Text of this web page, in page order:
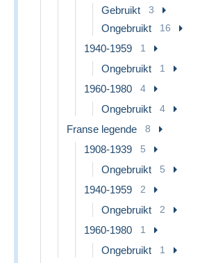
Gebruikt 3
Ongebruikt 16
1940-1959 1
Ongebruikt 1
1960-1980 4
Ongebruikt 4
Franse legende 8
1908-1939 5
Ongebruikt 5
1940-1959 2
Ongebruikt 2
1960-1980 1
Ongebruikt 1